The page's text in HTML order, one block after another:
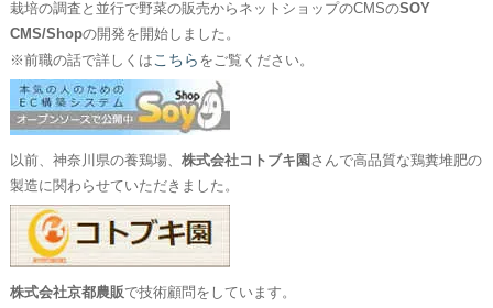
栽培の調査と並行で野菜の販売からネットショップのCMSのSOY
CMS/Shopの開発を開始しました。
※前職の話で詳しくは こちら をご覧ください。
以前、神奈川県の養鶏場、 株式会社コトブキ園 さんで高品質な鶏糞堆肥の
製造に関わらせていただきました。
株式会社京都農販で技術顧問をしています。